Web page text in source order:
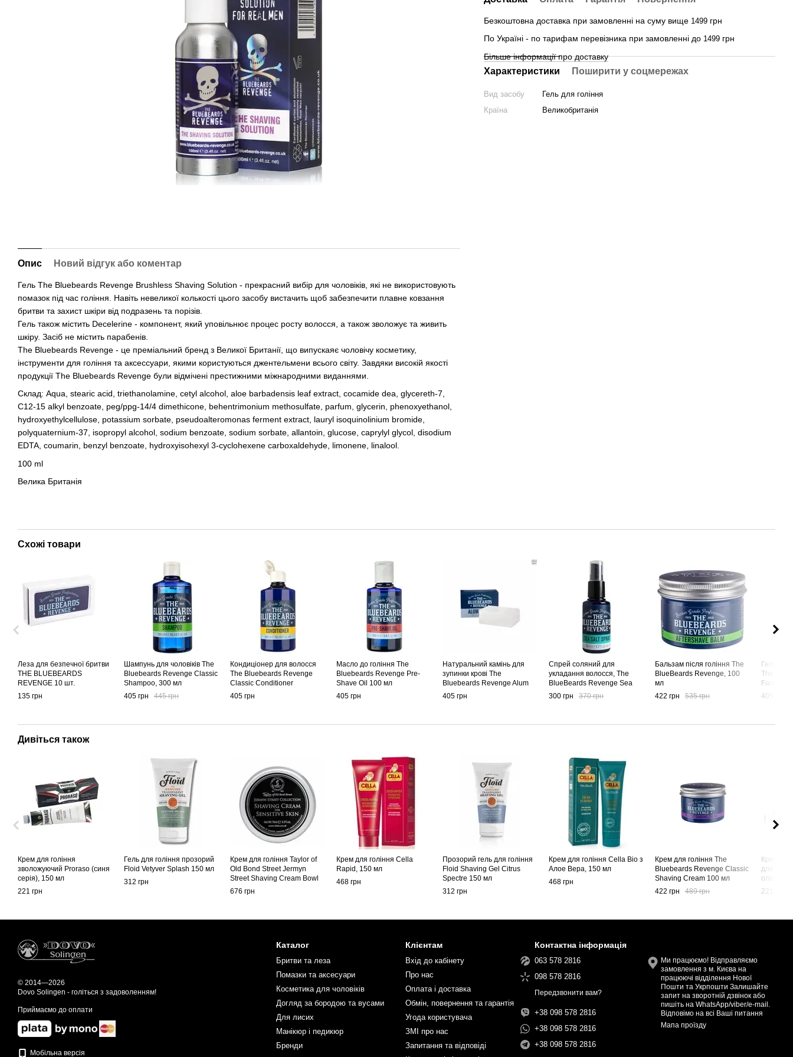
Опис Новий відгук або коментар
Гель The Bluebeards Revenge Brushless Shaving Solution - прекрасний вибір для чоловіків, які не використовують
помазок під час гоління. Навіть невеликої колькості цього засобу вистачить щоб забезпечити плавне ковзання
бритви та захист шкіри від подразень та порізів.
Гель також містить Decelerine - компонент, який уповільнює процес росту волосся, а також зволожує та живить
шкіру. Засіб не містить парабенів.
The Bluebeards Revenge - це преміальний бренд з Великої Британії, що випускаяє чоловічу косметику,
інструменти для гоління та аксессуари, якими користуються джентельмени всього світу. Завдяки високій якості
продукції The Bluebeards Revenge були відмічені престижними міжнародними виданнями.
Склад: Aqua, stearic acid, triethanolamine, cetyl alcohol, aloe barbadensis leaf extract, cocamide dea, glycereth-7,
C12-15 alkyl benzoate, peg/ppg-14/4 dimethicone, behentrimonium methosulfate, parfum, glycerin, phenoxyethanol,
hydroxyethylcellulose, potassium sorbate, pseudoalteromonas ferment extract, lauryl isoquinolinium bromide,
polyquaternium-37, isopropyl alcohol, sodium benzoate, sodium sorbate, allantoin, glucose, caprylyl glycol, disodium
EDTA, coumarin, benzyl benzoate, hydroxyisohexyl 3-cyclohexene carboxaldehyde, limonene, linalool.
100 ml
Велика Британія
Безкоштовна доставка при замовленні на суму вище 1499 грн
По Україні - по тарифам перевізника при замовленні до 1499 грн
Більше інформації про доставку
Характеристики Поширити у соцмережах
Вид засобу
Гель для гоління
Країна
Великобританія
Схожі товари
Леза для безпечної бритви
THE BLUEBEARDS
REVENGE 10 шт.
135 грн
Шампунь для чоловіків The
Bluebeards Revenge Classic
Shampoo, 300 мл
405 грн
445 грн
Кондиціонер для волосся
The Bluebeards Revenge
Classic Conditioner
405 грн
Масло до гоління The
Bluebeards Revenge Pre-
Shave Oil 100 мл
405 грн
Натуральний камінь для
зупинки крові The
Bluebeards Revenge Alum
Block
405 грн
Спрей соляний для
укладання волосся, The
BlueBeards Revenge Sea
Salt Spray, 50 мл
300 грн 370 грн
Бальзам після гоління The
BlueBeards Revenge, 100
мл
422 грн
535 грн
Гель
The
Face
405 грн
Дивіться також
Крем для гоління
зволожуючий Proraso (синя
серія), 150 мл
221 грн
Гель для гоління прозорий
Floid Vetyver Splash 150 мл
312 грн
Крем для гоління Taylor of
Old Bond Street Jermyn
Street Shaving Cream Bowl
75ml
676 грн
Крем для гоління Cella
Rapid, 150 мл
468 грн
Прозорий гель для гоління
Floid Shaving Gel Citrus
Spectre 150 мл
312 грн
Крем для гоління Cella Bio з
Алое Вера, 150 мл
468 грн
Крем для гоління The
Bluebeards Revenge Classic
Shaving Cream 100 мл
422 грн
489 грн
Крем для
для
олією
лінія),
221 грн
© 2014—2026
Dovo Solingen - голіться з задоволенням!
Приймаємо до оплати
Мобільна версія
Каталог
Бритви та леза
Помазки та аксесуари
Косметика для чоловіків
Догляд за бородою та вусами
Для лисих
Манікюр і педикюр
Бренди
Клієнтам
Вхід до кабінету
Про нас
Оплата і доставка
Обмін, повернення та гарантія
Угода користувача
ЗМІ про нас
Запитання та відповіді
Контактна інформація
063 578 2816
098 578 2816
Передзвонити вам?
+38 098 578 2816
+38 098 578 2816
+38 098 578 2816
Ми працюємо! Відправляємо
замовлення з м. Києва на
працюючі відділення Нової
Пошти та Укрпошти Залишайте
запит на зворотній дзвінок або
пишіть на WhatsApp/viber/e-mail.
Відповімо на всі Ваші питання
Мапа проїзду